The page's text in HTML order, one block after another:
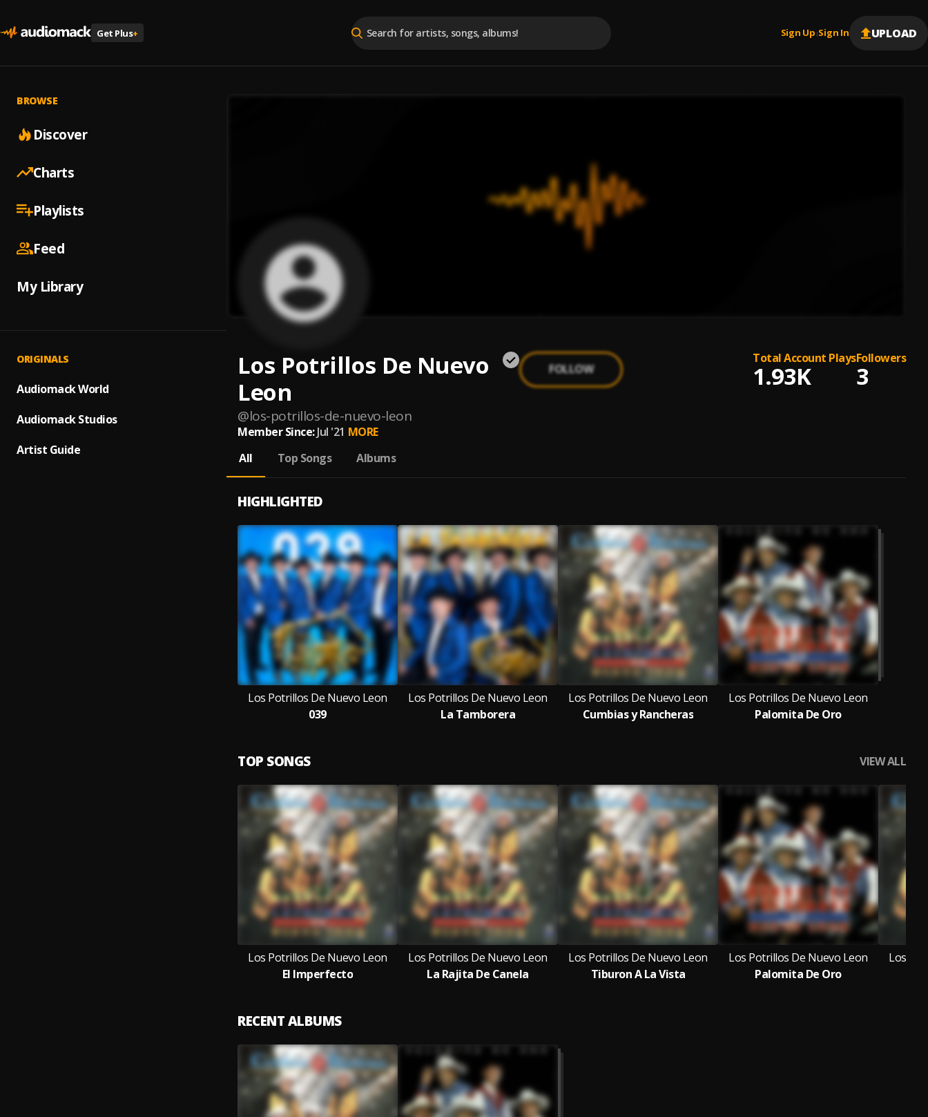
Get Plus+ Sign Up |Sign In UPLOAD
BROWSE
Discover
Charts
Playlists
Feed
My Library
ORIGINALS
Audiomack World
Audiomack Studios
Artist Guide
Los Potrillos De Nuevo
Leon
@los-potrillos-de-nuevo-leon
FOLLOW
Total Account Plays
1.93K
Followers
3
Member Since: Jul '21 MORE
All
Top Songs Albums
HIGHLIGHTED
Los Potrillos De Nuevo Leon
039
Los Potrillos De Nuevo Leon
La Tamborera
Los Potrillos De Nuevo Leon
Cumbias y Rancheras
Los Potrillos De Nuevo Leon
Palomita De Oro
TOP SONGS VIEW ALL
Los Potrillos De Nuevo Leon
El Imperfecto
Los Potrillos De Nuevo Leon
La Rajita De Canela
Los Potrillos De Nuevo Leon
Tiburon A La Vista
Los Potrillos De Nuevo Leon
Palomita De Oro
Los
RECENT ALBUMS